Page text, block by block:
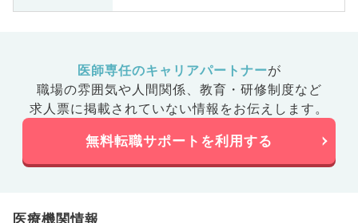
医師専任のキャリアパートナーが
職場の雰囲気や人間関係、 教育・研修制度など
求人票に掲載されていない情報をお伝えします。
無料転職サポートを利用する
医療機関情報